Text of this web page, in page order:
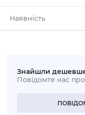
Наявність
Знайшли
Повідомте нас